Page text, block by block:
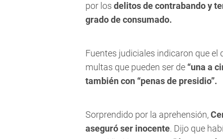
por los delitos de contrabando y
grado de consumado.
Fuentes judiciales indicaron que
multas que pueden ser de “una a
también con “penas de presidio”.
Sorprendido por la aprehensión,
aseguró ser inocente. Dijo que